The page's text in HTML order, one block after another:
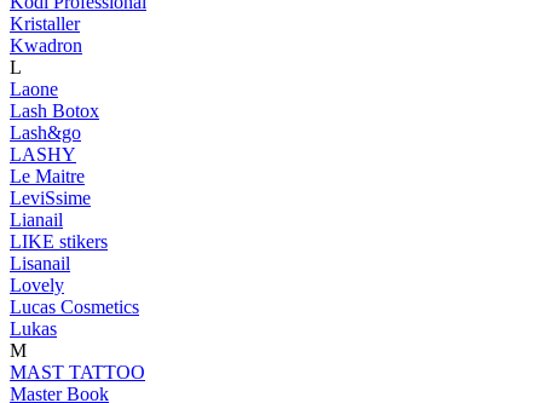
Kristaller
Kwadron
L
Laone
Lash Botox
Lash&go
LASHY
Le Maitre
LeviSsime
Lianail
LIKE stikers
Lisanail
Lovely
Lucas Cosmetics
Lukas
M
MAST TATTOO
Master Book